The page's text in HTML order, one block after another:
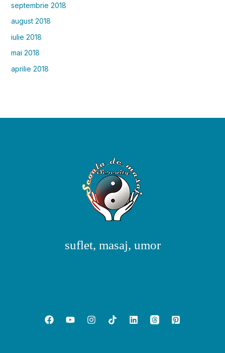
septembrie 2018
august 2018
iulie 2018
mai 2018
aprilie 2018
suflet, masaj, umor